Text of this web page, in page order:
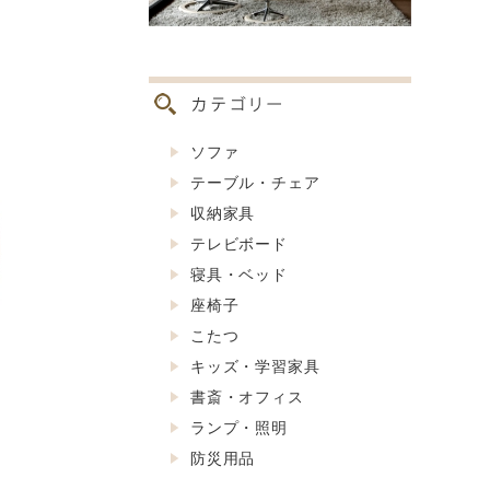
ソファ
テーブル・チェア
収納家具
テレビボード
寝具・ベッド
座椅子
こたつ
キッズ・学習家具
書斎・オフィス
ランプ・照明
防災用品